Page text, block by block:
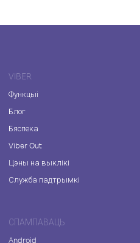
VIBER
Функцыі
Блог
Бяспека
Viber Out
Цэны на выклікі
Служба падтрымкі
СПАМПАВАЦЬ
Android